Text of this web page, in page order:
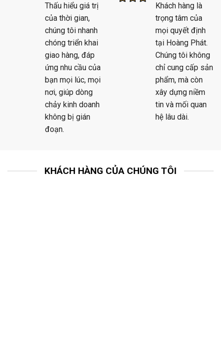
Thấu hiểu giá trị
của thời gian,
chúng tôi nhanh
chóng triển khai
giao hàng, đáp
ứng nhu cầu của
bạn mọi lúc, mọi
nơi, giúp dòng
chảy kinh doanh
không bị gián
đoạn.
Khách hàng là
trọng tâm của
mọi quyết định
tại Hoàng Phát.
Chúng tôi không
chỉ cung cấp sản
phẩm, mà còn
xây dựng niềm
tin và mối quan
hệ lâu dài.
KHÁCH HÀNG CỦA CHÚNG TÔI